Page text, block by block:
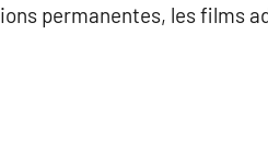
permanentes, les films